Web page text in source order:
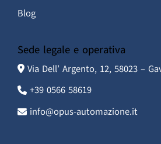
Blog
Sede legale e operativa
Via Dell’ Argento, 12, 58023 –
+39 0566 58619
info@opus-automazione.it